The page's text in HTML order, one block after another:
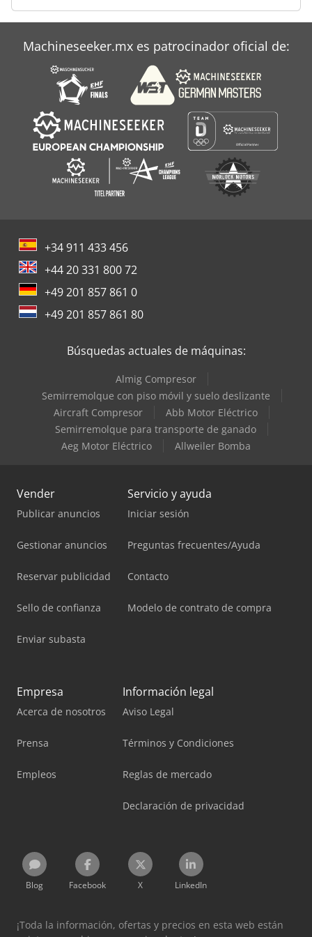
Ng 200
Todos
Machineseeker.mx es patrocinador oficial de:
+34 911 433 456
+44 20 331 800 72
+49 201 857 861 0
+49 201 857 861 80
Búsquedas actuales de máquinas:
Almig Compresor
Semirremolque con piso móvil y suelo deslizante
Aircraft Compresor
Abb Motor Eléctrico
Semirremolque para transporte de ganado
Aeg Motor Eléctrico
Allweiler Bomba
Vender
Publicar anuncios
Gestionar anuncios
Reservar publicidad
Sello de confianza
Enviar subasta
Servicio y ayuda
Iniciar sesión
Preguntas frecuentes/Ayuda
Contacto
Modelo de contrato de compra
Empresa
Acerca de nosotros
Prensa
Empleos
Información legal
Aviso Legal
Términos y Condiciones
Reglas de mercado
Declaración de privacidad
Blog Facebook X LinkedIn
¡Toda la información, ofertas y precios en esta web están